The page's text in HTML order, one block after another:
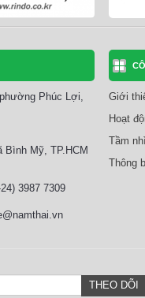
Phúc Lợi,
Mỹ, TP.HCM
3987 7309
Giới
Hoạt
Tầm
Thông